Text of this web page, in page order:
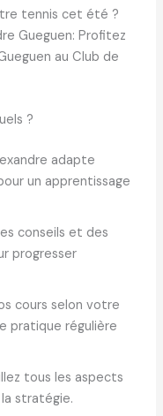
tennis cet été ?
Gueguen: Profitez
au Club de
?
adapte
un apprentissage
conseils et des
progresser
cours selon votre
pratique régulière
tous les aspects
stratégie.